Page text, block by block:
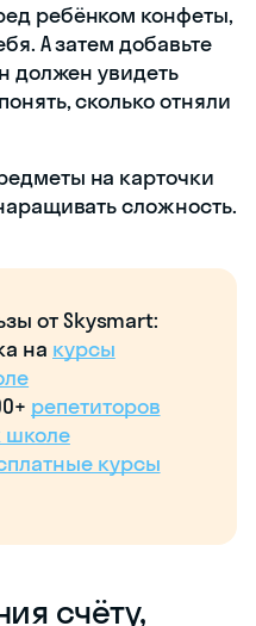
ребёнком конфеты,
А затем добавьте
должен увидеть
сколько отняли
на карточки
сложность.
от Skysmart:
на курсы
репетиторов
школе
курсы
счёту,